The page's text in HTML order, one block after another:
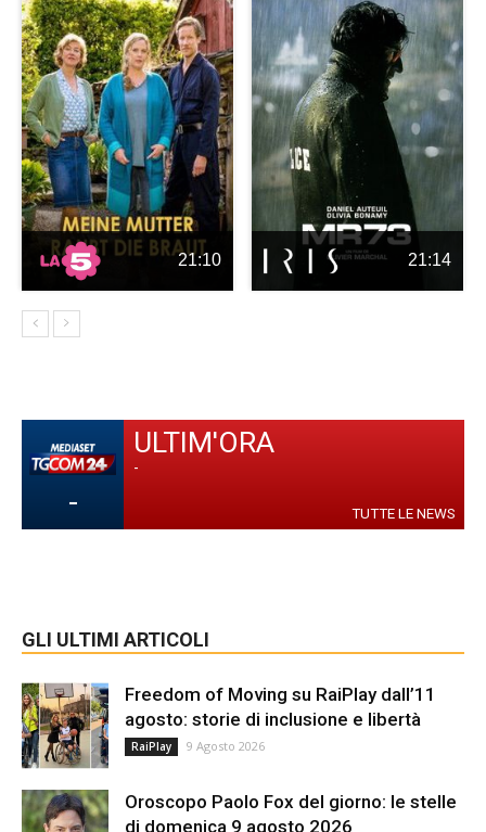
21:10 21:14
-
ULTIM'ORA
-
TUTTE LE NEWS
GLI ULTIMI ARTICOLI
Freedom of Moving su RaiPlay dall’11
agosto: storie di inclusione e libertà
RaiPlay 9 Agosto 2026
Oroscopo Paolo Fox del giorno: le stelle
di domenica 9 agosto 2026